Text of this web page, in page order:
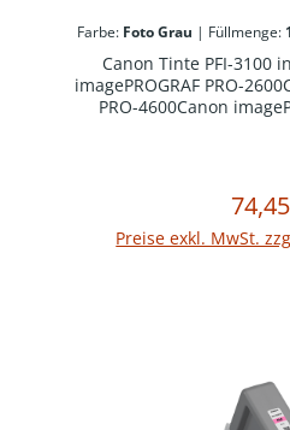
Farbe: Foto Grau | Füllmenge:
Canon Tinte PFI-3100
imagePROGRAF PRO-
PRO-4600Canon
Preise exkl. MwSt.
In den